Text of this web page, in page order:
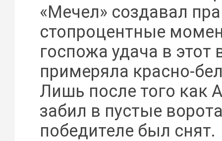
«Мечел» создавал
стопроцентные
госпожа удача в этот
примеряла красно-
Лишь после того как
забил в пустые
победителе был снят.